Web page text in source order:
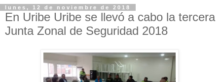
lunes, 12 de noviembre de 2018
En Uribe Uribe se llevó a cabo la tercera
Junta Zonal de Seguridad 2018